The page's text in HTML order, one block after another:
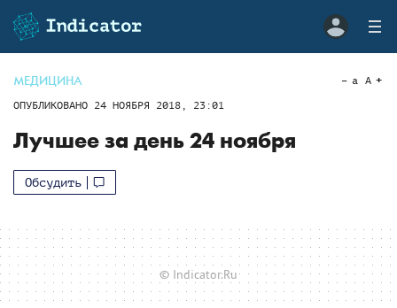
МЕДИЦИНА
ОПУБЛИКОВАНО 24 НОЯБРЯ 2018, 23:01
a A
Лучшее за день 24 ноября
Обсудить
© Indicator.Ru